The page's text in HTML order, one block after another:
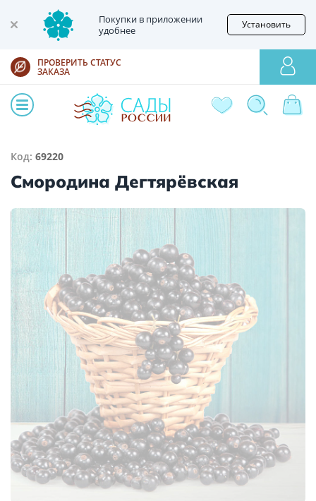
Покупки в приложении
удобнее
Установить
ПРОВЕРИТЬ СТАТУС
ЗАКАЗА
Код: 69220
Смородина Дегтярёвская